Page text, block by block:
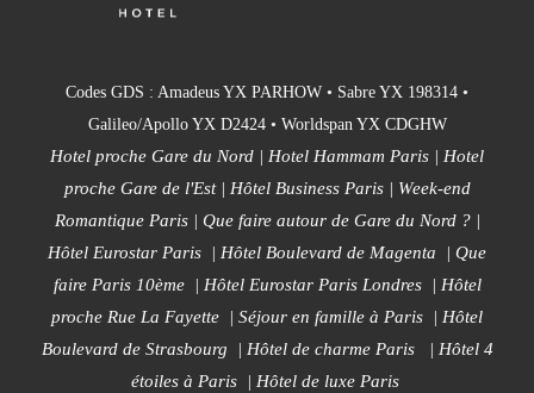
Codes GDS : Amadeus YX PARHOW • Sabre YX 198314 •
Galileo/Apollo YX D2424 • Worldspan YX CDGHW
Hotel proche Gare du Nord | Hotel Hammam Paris | Hotel
proche Gare de l'Est| Hôtel Business Paris| Week-end
Romantique Paris| Que faire autour de Gare du Nord ? |
Hôtel Eurostar Paris
| Hôtel Boulevard de Magenta | Que
faire Paris 10ème
| Hôtel Eurostar Paris Londres | Hôtel
proche Rue La Fayette
| Séjour en famille à Paris | Hôtel
Boulevard de Strasbourg
| Hôtel de charme Paris | Hôtel 4
étoiles à Paris
| Hôtel de luxe Paris
Hôtel Whistler • 36 rue de Saint-Quentin, 75010 Paris
bonjour@whistlerparis.com•+33 1 53 20 09 09